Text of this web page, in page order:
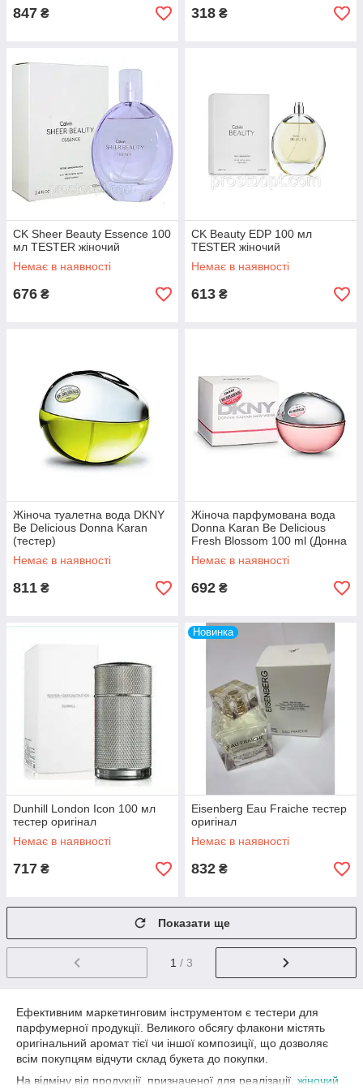
847 ₴ 318 ₴
CK Sheer Beauty Essence 100
мл TESTER жіночий
Немає в наявності
676 ₴
CK Beauty EDP 100 мл
TESTER жіночий
Немає в наявності
613 ₴
Жіноча туалетна вода DKNY
Be Delicious Donna Karan
(тестер)
Немає в наявності
811 ₴
Жіноча парфумована вода
Donna Karan Be Delicious
Fresh Blossom 100 ml (Донна
Каран Фреш Блоссом) тестер
Немає в наявності
692 ₴
Dunhill London Icon 100 мл
тестер оригінал
Немає в наявності
717 ₴
Новинка
Eisenberg Eau Fraiche тестер
оригінал
Немає в наявності
832 ₴
Показати ще
1 / 3
Ефективним маркетинговим інструментом є тестери для
парфумерної продукції. Великого обсягу флакони містять
оригінальний аромат тієї чи іншої композиції, що дозволяє
всім покупцям відчути склад букета до покупки.
На відміну від продукції, призначеної для реалізації, жіночий